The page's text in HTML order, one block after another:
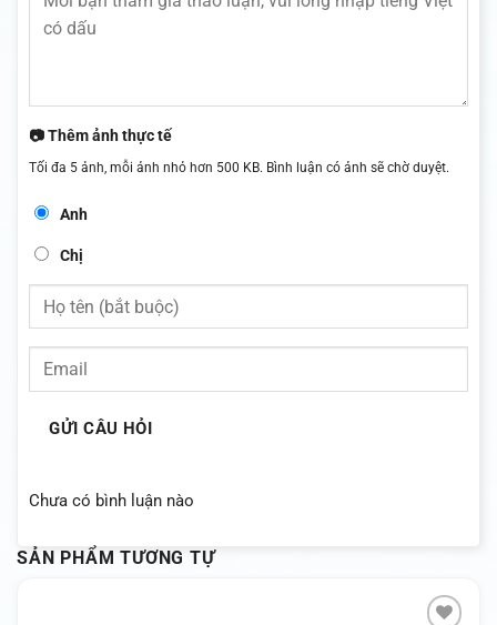
📷 Thêm ảnh thực tế
Tối đa 5 ảnh, mỗi ảnh nhỏ hơn 500 KB. Bình luận có ảnh sẽ chờ duyệt.
Anh
Chị
GỬI CÂU HỎI
Chưa có bình luận nào
SẢN PHẨM TƯƠNG TỰ